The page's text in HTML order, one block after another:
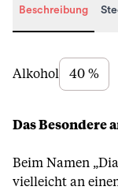
Beschreibung
Beschreibung
Alkohol 40 %
Das Besondere
Beim Namen
vielleicht an